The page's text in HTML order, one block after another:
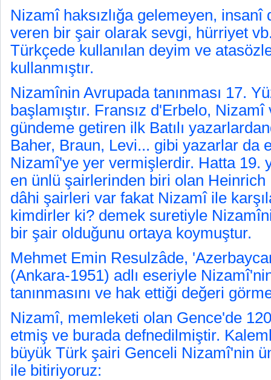
Nizamî haksızlığa gelemeyen, insanî
veren bir şair olarak sevgi, hürriyet
Türkçede kullanılan deyim ve
kullanmıştır.
Nizamînin Avrupada tanınması 17.
başlamıştır. Fransız d'Erbelo,
gündeme getiren ilk Batılı
Baher, Braun, Levi... gibi yazarlar da
Nizamî'ye yer vermişlerdir. Hatta 19.
en ünlü şairlerinden biri olan Heinrich
dâhi şairleri var fakat Nizamî ile
kimdirler ki? demek suretiyle
bir şair olduğunu ortaya koymuştur.
Mehmet Emin Resulzâde,
(Ankara-1951) adlı eseriyle
tanınmasını ve hak ettiği değeri
Nizamî, memleketi olan Gence'de
etmiş ve burada defnedilmiştir.
büyük Türk şairi Genceli Nizamî'nin
ile bitiriyoruz: